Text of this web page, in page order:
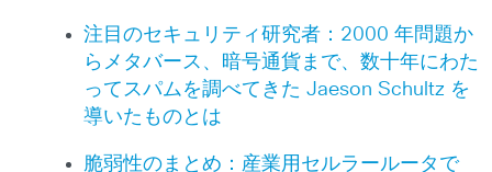
注目のセキュリティ研究者：2000 年問題か
らメタバース、暗号通貨まで、数十年にわた
ってスパムを調べてきた Jaeson Schultz を
導いたものとは
脆弱性のまとめ：産業用セルラールータで